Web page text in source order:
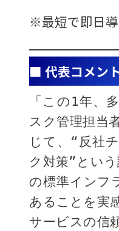
※最短で即日
■ 代表コメン
「この1年、
スク管理担当
じて、“反社
ク対策”とい
の標準インフ
あることを実
サービスの信